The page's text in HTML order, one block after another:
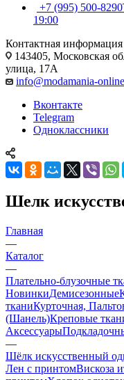
+7 (995) 500-8290
19:00
Контактная информация
143405, Московская
улица, 17А
info@modamania-
Вконтакте
Telegram
Одноклассники
Шелк
Главная
—
Каталог
—
Плательно-блузочные
НовинкиДемисезонные
тканиКурточная,
(Шанель)Креповые
Аксессуары
—
Шёлк искусственный
Лен с принтомВискоза